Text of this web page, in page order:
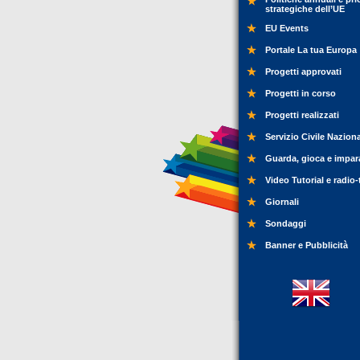
strategiche dell’UE
EU Events
Portale La tua Europa
Progetti approvati
Progetti in corso
Progetti realizzati
Servizio Civile
Guarda, gioca e
Video Tutorial e
Giornali
Sondaggi
Banner e Pubblicità